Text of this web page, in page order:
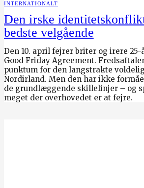
INTERNATIONALT
Den irske
bedste velgående
Den 10. april fejrer briter og irere
Good Friday Agreement.
punktum for den langstrakte
Nordirland. Men den har ikke
de grundlæggende skillelinjer – og
meget der overhovedet er at fejre.